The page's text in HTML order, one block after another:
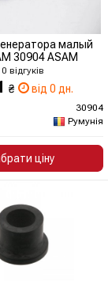
малый
30904 ASAM
0 відгуків
₴ від 0 дн.
30904
Румунія
ціну